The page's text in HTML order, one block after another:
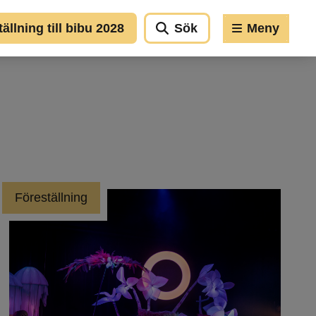
till bibu 2028 Sök Meny
Föreställning